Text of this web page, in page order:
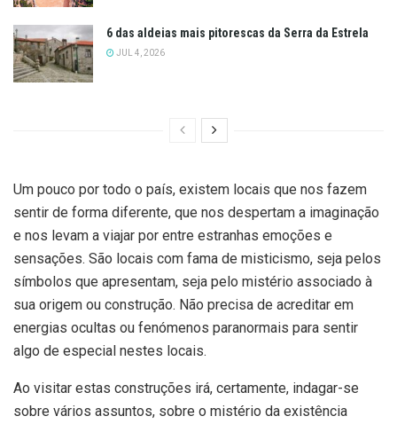
6 das aldeias mais pitorescas da Serra da Estrela
JUL 4, 2026
Um pouco por todo o país, existem locais que nos fazem
sentir de forma diferente, que nos despertam a imaginação
e nos levam a viajar por entre estranhas emoções e
sensações. São locais com fama de misticismo, seja pelos
símbolos que apresentam, seja pelo mistério associado à
sua origem ou construção. Não precisa de acreditar em
energias ocultas ou fenómenos paranormais para sentir
algo de especial nestes locais.
Ao visitar estas construções irá, certamente, indagar-se
sobre vários assuntos, sobre o mistério da existência